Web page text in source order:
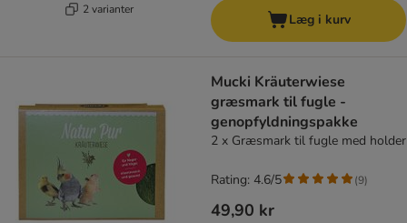
2 varianter
Læg i kurv
Mucki Kräuterwiese
græsmark til fugle -
genopfyldningspakke
2 x Græsmark til fugle med holder
49,90 kr
Rating: 4.6/5 (9)